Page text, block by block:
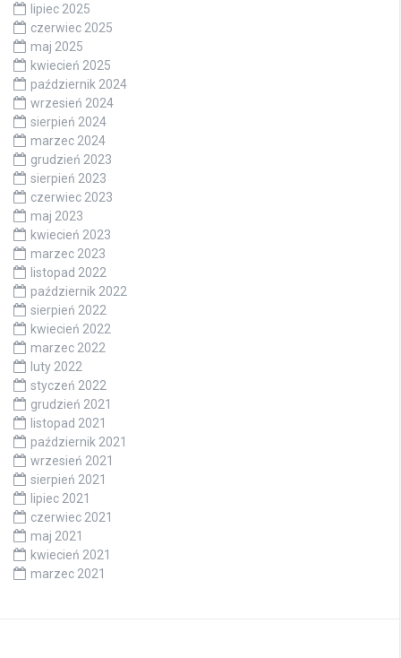
lipiec 2025
czerwiec 2025
maj 2025
kwiecień 2025
październik 2024
wrzesień 2024
sierpień 2024
marzec 2024
grudzień 2023
sierpień 2023
czerwiec 2023
maj 2023
kwiecień 2023
marzec 2023
listopad 2022
październik 2022
sierpień 2022
kwiecień 2022
marzec 2022
luty 2022
styczeń 2022
grudzień 2021
listopad 2021
październik 2021
wrzesień 2021
sierpień 2021
lipiec 2021
czerwiec 2021
maj 2021
kwiecień 2021
marzec 2021